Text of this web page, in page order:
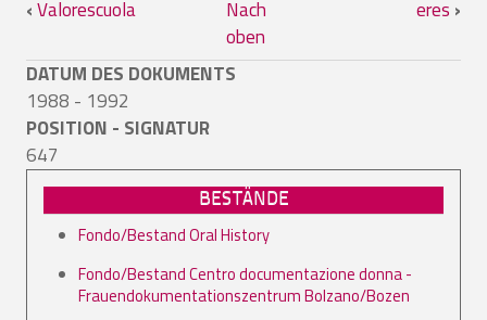
‹Valorescuola
Nach
oben
eres ›
DATUM DES DOKUMENTS
1988 - 1992
POSITION - SIGNATUR
647
BESTÄNDE
Fondo/Bestand Oral History
Fondo/Bestand Centro documentazione donna -
Frauendokumentationszentrum Bolzano/Bozen